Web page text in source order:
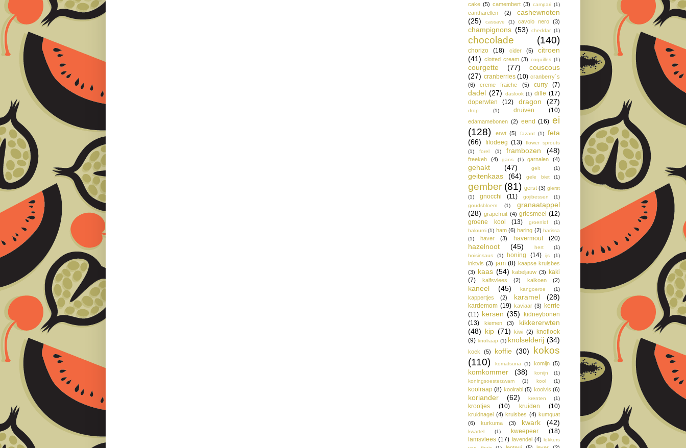
cake (5) camembert (3) campari (1)
cantharellen (2)
cashewnoten
(25)
cassave (1) cavolo nero (3)
champignons (53) cheddar (1)
chocolade (140)
chorizo (18) cider (5)
citroen
(41) clotted cream (3) coquilles (1)
courgette (77)
couscous
(27) cranberries (10) cranberry´s
(6)
creme fraiche (5) curry (7)
dadel (27) daslook (1) dille (17)
doperwten
(12) dragon (27)
drop (1) druiven (10)
edamamebonen (2) eend (16) ei
(128)
erwt (5) fazant (1)
feta
(66)
filodeeg (13)
flower sprouts
(1)
forel (1) frambozen (48)
freekeh (4) gans (1) garnalen (4)
gehakt (47) geit (1)
geitenkaas (64) gele biet (1)
gember (81) gerst (3) gierst
(1)
gnocchi (11) gojibessen
(1)
goudsbloem
(1)
granaatappel
(28) grapefruit (4) griesmeel (12)
groene kool
(13) groenlof
(1)
haloumi (1) ham (6) haring (2) harissa
(1)
haver (3) havermout (20)
hazelnoot (45) hert
(1)
hoisinsaus
(1) honing (14) ijs (1)
inktvis (3) jam (8) kaapse kruisbes
(3) kaas (54) kabeljauw (3) kaki
(7)
kalfsvlees (2) kalkoen (2)
kaneel (45) kangoeroe (1)
kappertjes (2) karamel (28)
kardemom (19) kaviaar (3) kerrie
(11) kersen (35) kidneybonen
(13)
kiemen (3)
kikkererwten
(48) kip (71) kiwi (2) knoflook
(9) knolraap (1) knolselderij (34)
koek (5) koffie (30)
kokos
(110)
komatsuna (1) komijn (5)
komkommer (38) konijn
(1)
koningsoesterzwam
(1) kool (1)
koolraap (8) koolrabi (5) koolvis (6)
koriander (62) krenten (1)
krootjes (10) kruiden (10)
kruidnagel (4) kruisbes (4) kumquat
(6)
kurkuma (3) kwark (42)
kwartel (1) kweepeer
(18)
lamsvlees (17) lavendel (4) lekkers